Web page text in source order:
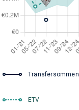
Transfersommen
ETV